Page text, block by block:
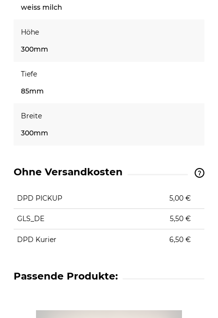
weiss milch
Höhe
300mm
Tiefe
85mm
Breite
300mm
Ohne Versandkosten
DPD PICKUP 5,00 €
GLS_DE 5,50 €
DPD Kurier 6,50 €
Passende Produkte: